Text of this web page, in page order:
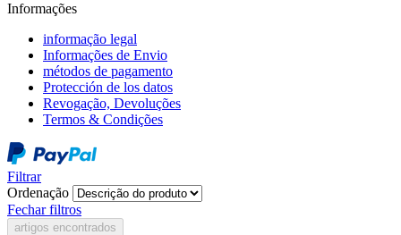
Informações
informação legal
Informações de Envio
métodos de pagamento
Protección de los datos
Revogação, Devoluções
Termos & Condições
Filtrar
Ordenação
Fechar filtros
artigos encontrados